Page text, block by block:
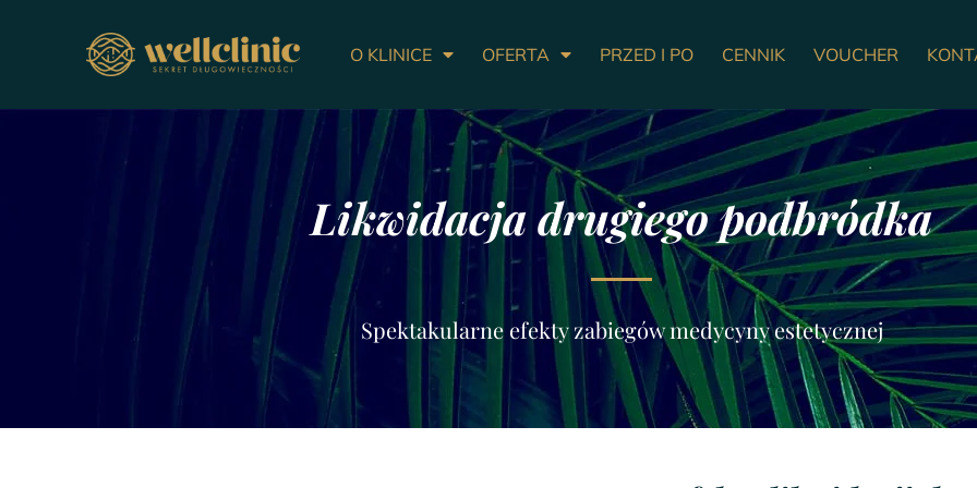
O KLINICE OFERTA PRZED I PO CENNIK VOUCHER
Likwidacja drugiego podbródka
Spektakularne efekty zabiegów medycyny estetycznej